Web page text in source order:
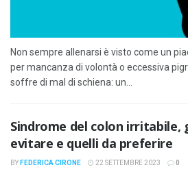
Non sempre allenarsi è visto come un
per mancanza di volontà o eccessiva
soffre di mal di schiena: un...
Sindrome del colon irritabile,
evitare e quelli da preferire
BY FEDERICA CIRONE 22 SETTEMBRE 2023 0